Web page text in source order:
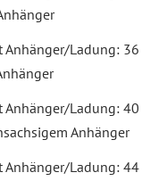
Anhänger/Ladung: 36
Anhänger/Ladung: 40
Anhänger
Anhänger/Ladung: 44